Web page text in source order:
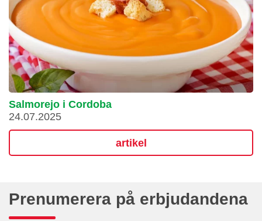
Salmorejo i Cordoba
24.07.2025
artikel
Prenumerera på erbjudandena